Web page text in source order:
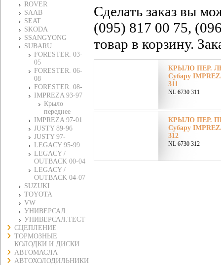
ROVER
SAAB
SEAT
SKODA
SSANGYONG
SUBARU
FORESTER. 03-
05
FORESTER. 06-
08
FORESTER. 08-
IMPREZA 93-97
Крыло
переднее
IMPREZA 97-01
JUSTY 89-96
JUSTY 97-
LEGACY 95-99
LEGACY /
OUTBACK 00-04
LEGACY /
OUTBACK 04-07
SUZUKI
TOYOTA
VW
УНИВЕРСАЛ.
УНИВЕРСАЛ.ТЕСТ
СЦЕПЛЕНИЕ
ТОРМОЗНЫЕ
КОЛОДКИ И ДИСКИ
АВТОМАСЛА
АВТОХОЛОДИЛЬНИКИ
Сделать заказ вы
(095) 817 00 75,
товар в корзину.
КРЫЛО ПЕР.
Субару
311
NL 6730 311
КРЫЛО ПЕР.
Субару
312
NL 6730 312